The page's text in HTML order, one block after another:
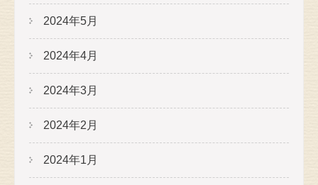
2024年5月
2024年4月
2024年3月
2024年2月
2024年1月